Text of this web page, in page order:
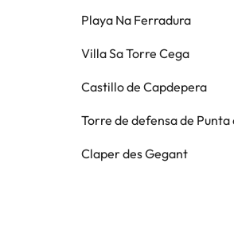
Playa Na Ferradura
Villa Sa Torre Cega
Castillo de Capdepera
Torre de defensa de Punta
Claper des Gegant